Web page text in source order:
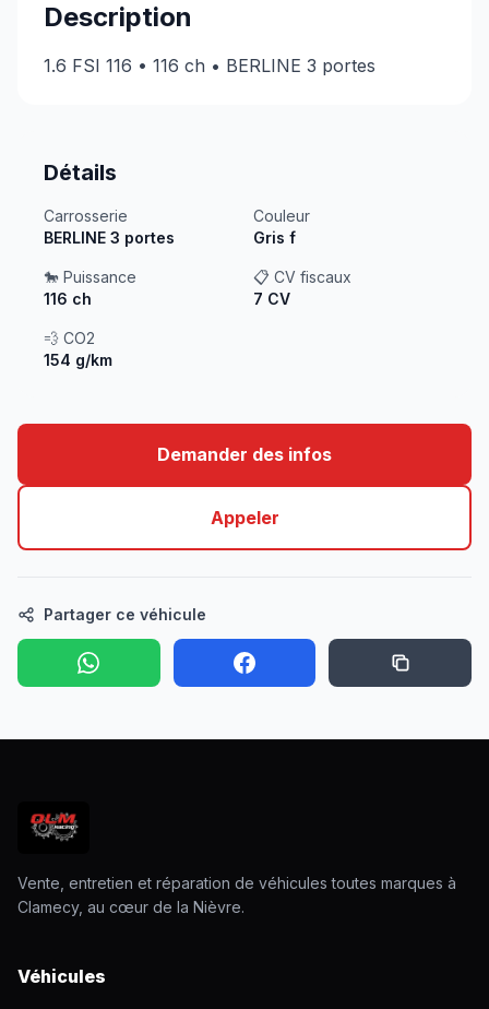
Description
1.6 FSI 116 • 116 ch • BERLINE 3 portes
Détails
Carrosserie
BERLINE 3 portes
Couleur
Gris f
🐎 Puissance
116 ch
📋 CV fiscaux
7 CV
💨 CO2
154 g/km
Demander des infos
Appeler
Partager ce véhicule
Vente, entretien et réparation de véhicules toutes marques à
Clamecy, au cœur de la Nièvre.
Véhicules